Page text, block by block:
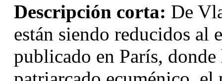
Descripción corta: De
están siendo reducidos al
publicado en París,